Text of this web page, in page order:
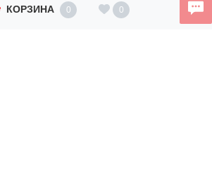
КОРЗИНА 0 0